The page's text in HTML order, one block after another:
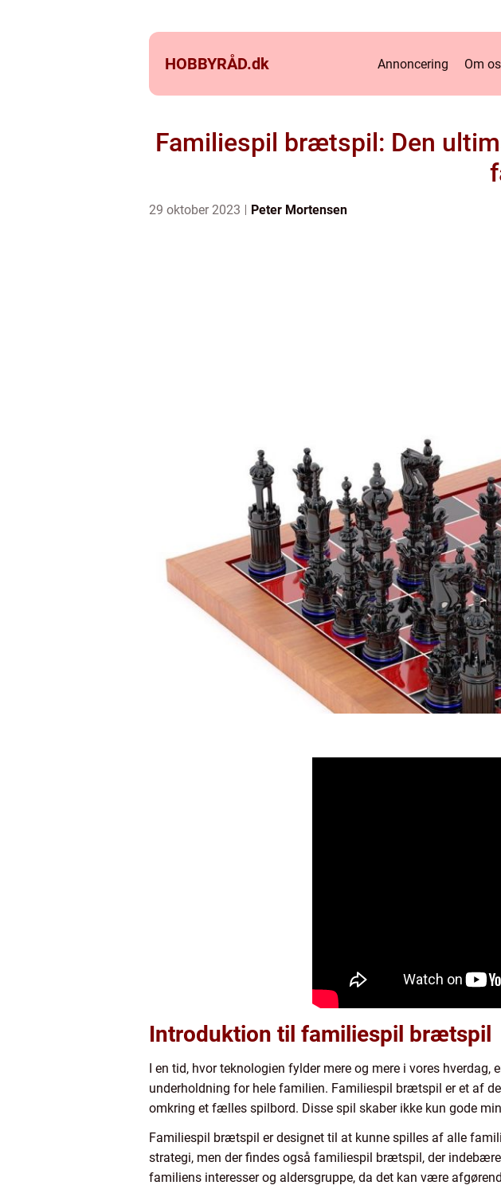
HOBBYRÅD.dk Annoncering Om os
Familiespil brætspil: Den
29 oktober 2023 Peter Mortensen
Introduktion til familiespil brætspil
I en tid, hvor teknologien fylder mere og mere i vores
underholdning for hele familien. Familiespil brætspil er et af
omkring et fælles spilbord. Disse spil skaber ikke kun gode
Familiespil brætspil er designet til at kunne spilles af alle
strategi, men der findes også familiespil brætspil, der
familiens interesser og aldersgruppe, da det kan være